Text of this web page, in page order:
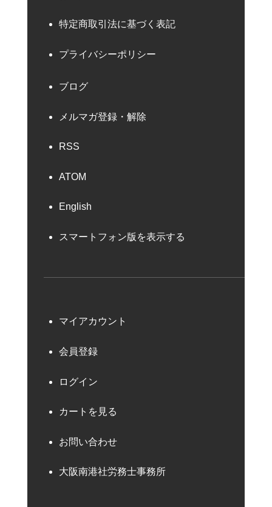
特定商取引法に基づく表記
プライバシーポリシー
ブログ
メルマガ登録・解除
RSS
ATOM
English
スマートフォン版を表示する
マイアカウント
会員登録
ログイン
カートを見る
お問い合わせ
大阪南港社労務士事務所